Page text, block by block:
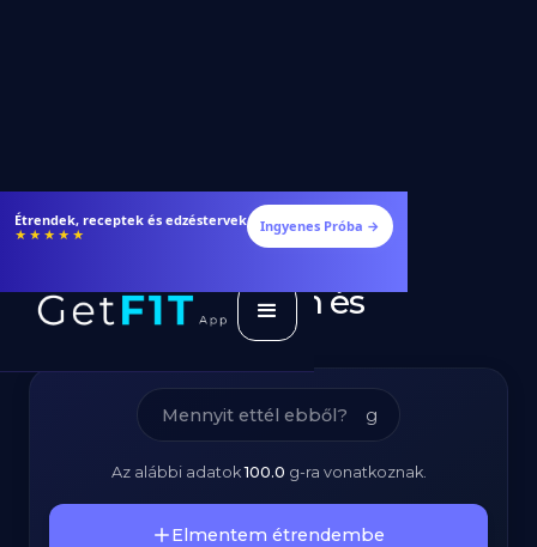
Étrendek, receptek és edzéstervek
★★★★★ Ingyenes Próba →
Light Mascarpone
Kalóriatartalom és
Tápanyagok
g
Az alábbi adatok100.0 g-ra vonatkoznak.
Elmentem étrendembe